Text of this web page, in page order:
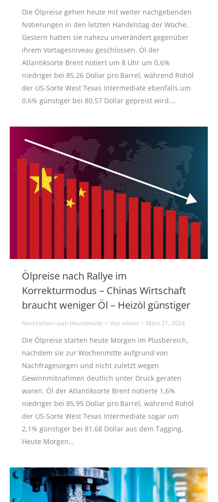
Die Ölpreise gehen heute mit weiter nachgebenden
Notierungen in den letzten Handelstag der Woche.
Gestern hatten sie nahezu unverändert gegenüber
ihrem Vortagesniveau geschlossen. Öl der
Atlantiksorte Brent notiert um 8 Uhr um 0,6%
niedriger bei 85,26 Dollar pro Barrel, während Rohöl
der US-Sorte West Texas Intermediate ebenfalls um
0,6% günstiger bei 80,57 Dollar gepreist wird.…
Ölpreise nach Rallye im
Korrekturmodus – Chinas Wirtschaft
braucht weniger Öl – Heizöl günstiger
Nachrichten zum Heizölmarkt Vonadmin März 21, 2024
Die Ölpreise starten heute Morgen im Plusbereich,
nachdem sie zur Wochenmitte aufgrund von
Nachfragesorgen und nicht zuletzt wegen
Gewinnmitnahmen deutlich unter Druck geraten
waren. Öl der Atlantiksorte Brent notierte 1,6%
niedriger bei 85,95 Dollar pro Barrel, während Rohöl
der US-Sorte West Texas Intermediate sogar um
2,1% günstiger bei 81,68 Dollar aus dem Tagging.
Heute Morgen…